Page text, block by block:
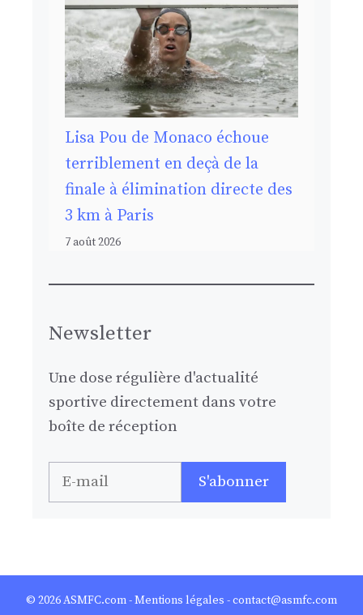
Lisa Pou de Monaco échoue
terriblement en deçà de la
finale à élimination directe des
3 km à Paris
7 août 2026
Newsletter
Une dose régulière d'actualité
sportive directement dans votre
boîte de réception
© 2026ASMFC.com-Mentions légales - contact@asmfc.com